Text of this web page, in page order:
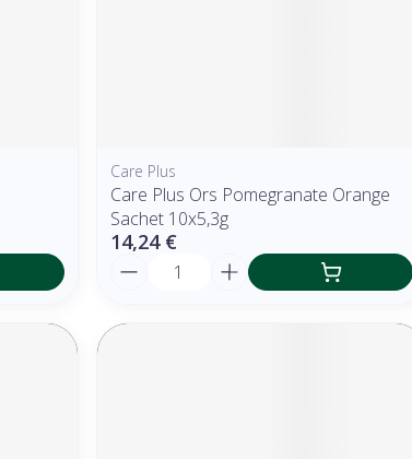
Care Plus
Care Plus Ors Pomegranate Orange
Sachet 10x5,3g
14,24 €
Quantité